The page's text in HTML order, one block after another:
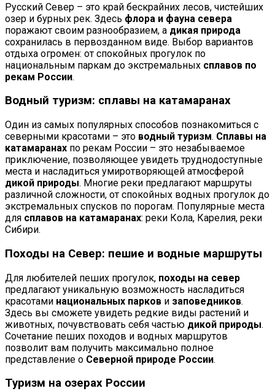
Русский Север – это край бескрайних лесов, чистейших
озер и бурных рек. Здесь флора и фауна севера
поражают своим разнообразием, а дикая природа
сохранилась в первозданном виде. Выбор вариантов
отдыха огромен: от спокойных прогулок по
национальным паркам до экстремальных сплавов по
рекам России.
Водный туризм: сплавы на катамаранах
Один из самых популярных способов познакомиться с
северными красотами – это водный туризм. Сплавы на
катамаранах по рекам России – это незабываемое
приключение, позволяющее увидеть труднодоступные
места и насладиться умиротворяющей атмосферой
дикой природы. Многие реки предлагают маршруты
различной сложности, от спокойных водных прогулок до
экстремальных спусков по порогам. Популярные места
для сплавов на катамаранах: реки Кола, Карелия, реки
Сибири.
Походы на Север: пешие и водные маршруты
Для любителей пеших прогулок, походы на север
предлагают уникальную возможность насладиться
красотами национальных парков и заповедников.
Здесь вы сможете увидеть редкие виды растений и
животных, почувствовать себя частью дикой природы.
Сочетание пеших походов и водных маршрутов
позволит вам получить максимально полное
представление о Северной природе России.
Туризм на озерах России